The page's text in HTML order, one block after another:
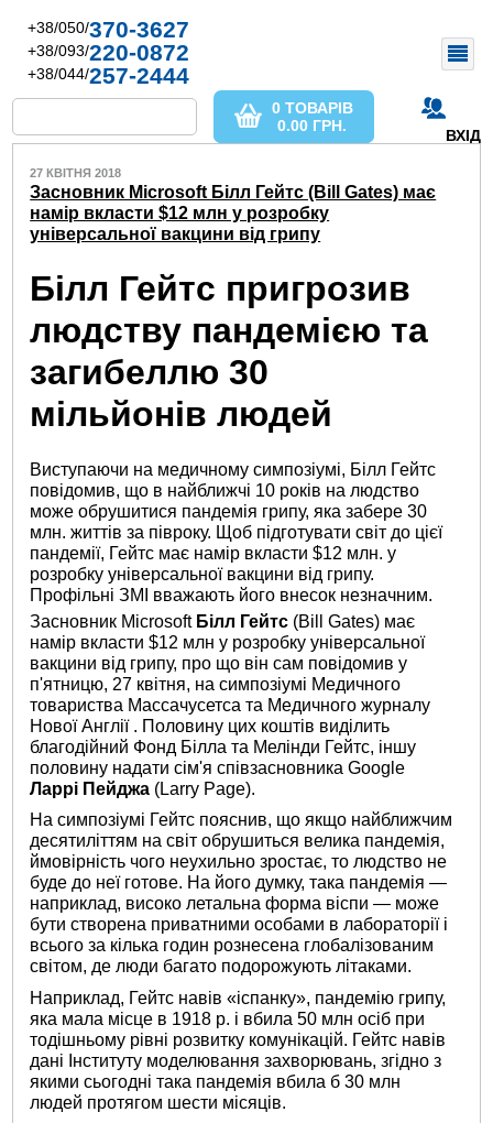
+38/050/370-3627
+38/093/220-0872
+38/044/257-2444
ВХІД
0 ТОВАРІВ
0.00 ГРН.
27 КВІТНЯ 2018
Засновник Microsoft Білл Гейтс (Bill Gates) має
намір вкласти $12 млн у розробку
універсальної вакцини від грипу
Білл Гейтс пригрозив
людству пандемією та
загибеллю 30
мільйонів людей
Виступаючи на медичному симпозіумі, Білл Гейтс
повідомив, що в найближчі 10 років на людство
може обрушитися пандемія грипу, яка забере 30
млн. життів за півроку. Щоб підготувати світ до цієї
пандемії, Гейтс має намір вкласти $12 млн. у
розробку універсальної вакцини від грипу.
Профільні ЗМІ вважають його внесок незначним.
Засновник Microsoft Білл Гейтс (Bill Gates) має
намір вкласти $12 млн у розробку універсальної
вакцини від грипу, про що він сам повідомив у
п'ятницю, 27 квітня, на симпозіумі Медичного
товариства Массачусетса та Медичного журналу
Нової Англії . Половину цих коштів виділить
благодійний Фонд Білла та Мелінди Гейтс, іншу
половину надати сім'я співзасновника Google
Ларрі Пейджа (Larry Page).
На симпозіумі Гейтс пояснив, що якщо найближчим
десятиліттям на світ обрушиться велика пандемія,
ймовірність чого неухильно зростає, то людство не
буде до неї готове. На його думку, така пандемія —
наприклад, високо летальна форма віспи — може
бути створена приватними особами в лабораторії і
всього за кілька годин рознесена глобалізованим
світом, де люди багато подорожують літаками.
Наприклад, Гейтс навів «іспанку», пандемію грипу,
яка мала місце в 1918 р. і вбила 50 млн осіб при
тодішньому рівні розвитку комунікацій. Гейтс навів
дані Інституту моделювання захворювань, згідно з
якими сьогодні така пандемія вбила б 30 млн
людей протягом шести місяців.